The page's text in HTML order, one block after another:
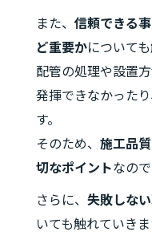
また、 信頼できる
ど重要かについても
配管の処理や設置
発揮できなかった
す。
そのため、 施工品
切なポイントなので
さらに、 失敗しな
いても触れていきま